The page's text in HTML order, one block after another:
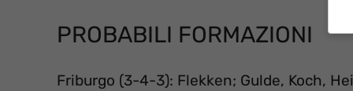
PROBABILI FORMAZIONI
Friburgo (3-4-3): Flekken; Gulde, Koch,